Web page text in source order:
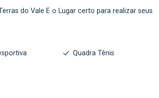
do Vale E o Lugar certo para realizar seus
Quadra Tênis